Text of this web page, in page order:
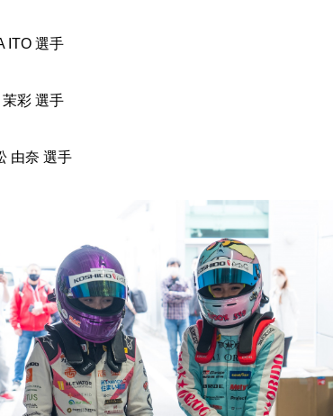
ITO 選手
彩 選手
由奈 選手